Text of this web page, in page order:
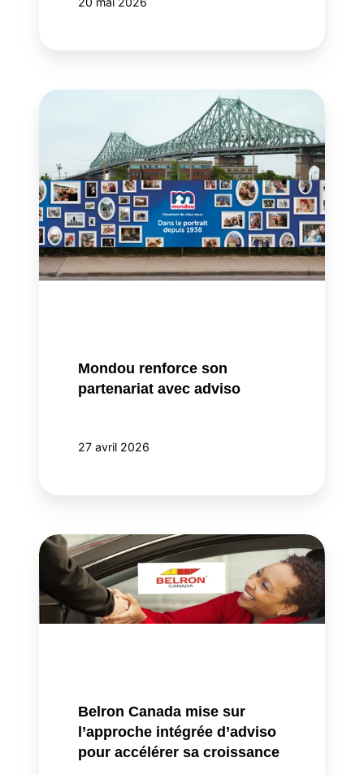
Mondou
partenariat
avec
adviso
Mondou renforce son
partenariat avec adviso
27 avril 2026
Belron
Canada
mise
sur
l’approche
accélérer
croissance
Belron Canada mise sur
l’approche intégrée d’adviso
pour accélérer sa croissance